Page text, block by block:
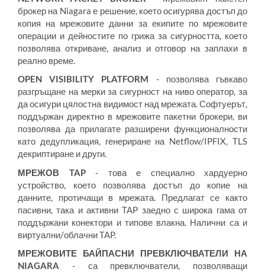
брокер на Niagara е решение, което осигурява достъп до
копия на мрежовите данни за екипите по мрежовите
операции и дейностите по грижа за сигурността, което
позволява откриване, анализ и отговор на заплахи в
реално време.
OPEN VISIBILITY PLATFORM - позволява гъвкаво
разгръщане на мерки за сигурност на ниво оператор, за
да осигури цялостна видимост над мрежата. Софтуерът,
поддържан директно в мрежовите пакетни брокери, ви
позволява да прилагате разширени функционалности
като дедупликация, генериране на Netflow/IPFIX, TLS
декриптиране и други.
МРЕЖОВ TAP- това е специално хардуерно
устройство, което позволява достъп до копие на
данните, протичащи в мрежата. Предлагат се както
пасивни, така и активни TAP заедно с широка гама от
поддържани конектори и типове влакна. Налични са и
виртуални/облачни TAP.
МРЕЖОВИТЕ БАЙПАСНИ ПРЕВКЛЮЧВАТЕЛИ НА
NIAGARA - са превключватели, позволяващи